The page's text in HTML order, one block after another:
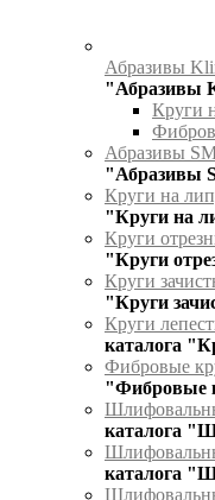
Абразивы
"Абразивы
Круги
Абразивы
"Абразивы
Круги на
"Круги на
Круги
"Круги
Круги
"Круги
Круги
каталога
Фибровые
"Фибровые
каталога
каталога